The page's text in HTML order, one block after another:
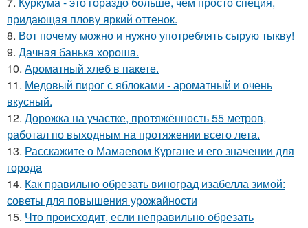
придающая плову яркий оттенок.
8. Вот почему можно и нужно употреблять сырую тыкву!
9. Дачная банька хороша.
10. Ароматный хлеб в пакете.
11. Медовый пирог с яблоками - ароматный и очень
вкусный.
12. Дорожка на участке, протяжённость 55 метров,
работал по выходным на протяжении всего лета.
13. Расскажите о Мамаевом Кургане и его значении для
города
14. Как правильно обрезать виноград изабелла зимой:
советы для повышения урожайности
15. Что происходит, если неправильно обрезать